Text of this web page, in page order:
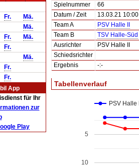
Fr.
Mä.
Mä.
Fr.
Mä.
Fr.
Mä.
Fr.
Fr.
App
für Ihr
zur
Spielnummer
66
Datum / Zeit
13.03.21 10:00
Team A
PSV Halle II
Team B
TSV Halle-Süd
Ausrichter
PSV Halle II
Schiedsrichter
Ergebnis
-:-
Tabellenverlauf
PSV Halle II
5
10